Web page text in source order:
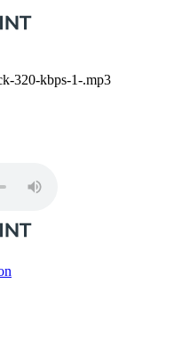
320-kbps-1-.mp3